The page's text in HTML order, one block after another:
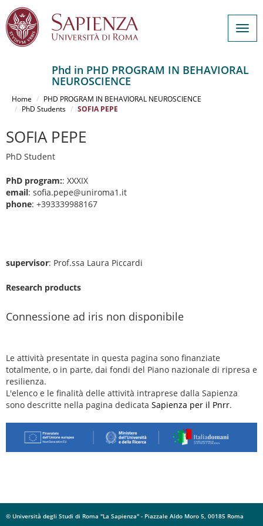
contenuto
Phd in PHD PROGRAM IN BEHAVIORAL
NEUROSCIENCE
Home
PHD PROGRAM IN BEHAVIORAL NEUROSCIENCE
PhD Students
SOFIA PEPE
SOFIA PEPE
PhD Student
PhD program:: XXXIX
email: sofia.pepe@uniroma1.it
phone: +393339988167
supervisor: Prof.ssa Laura Piccardi
Research products
Connessione ad iris non disponibile
Le attività presentate in questa pagina sono finanziate
totalmente, o in parte, dai fondi del Piano nazionale di ripresa e
resilienza.
L'elenco e le finalità delle attività intraprese dalla Sapienza
sono descritte nella pagina dedicata Sapienza per il Pnrr.
© Università degli Studi di Roma "La Sapienza" - Piazzale Aldo Moro 5, 00185 Roma